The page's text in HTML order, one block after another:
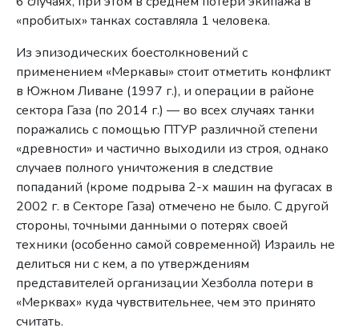
«пробитых» танках составляла 1 человека.
Из эпизодических боестолкновений с
применением «Меркавы» стоит отметить конфликт
в Южном Ливане (1997 г.), и операции в районе
сектора Газа (по 2014 г.) — во всех случаях танки
поражались с помощью ПТУР различной степени
«древности» и частично выходили из строя, однако
случаев полного уничтожения в следствие
попаданий (кроме подрыва 2-х машин на фугасах в
2002 г. в Секторе Газа) отмечено не было. С другой
стороны, точными данными о потерях своей
техники (особенно самой современной) Израиль не
делиться ни с кем, а по утверждениям
представителей организации Хезболла потери в
«Мерквах» куда чувствительнее, чем это принято
считать.